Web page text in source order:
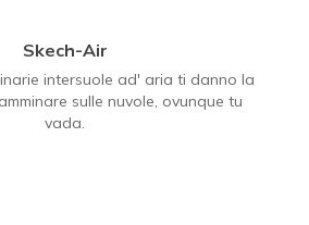
Skech-Air
intersuole ad' aria ti danno la
sulle nuvole, ovunque tu
vada.